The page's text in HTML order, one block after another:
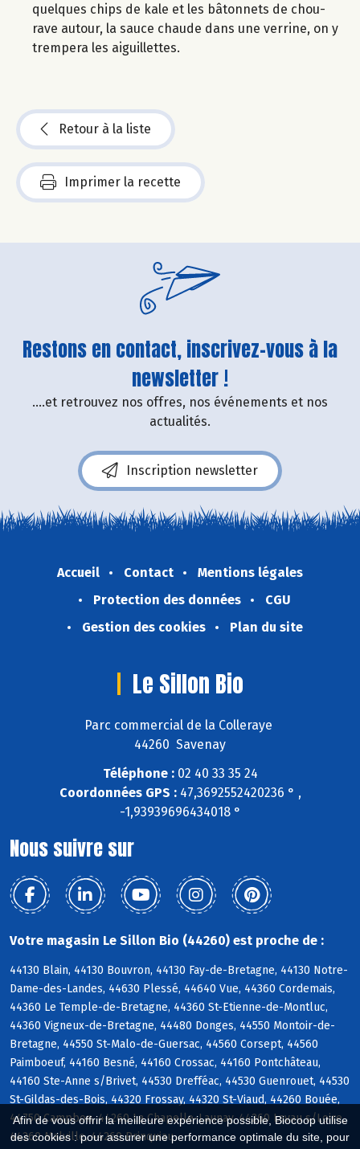
Afin de vous offrir la meilleure expérience possible, Biocoop utilise
des cookies : pour assurer une performance optimale du site, pour
quelques chips de kale et les bâtonnets de chou-
rave autour, la sauce chaude dans une verrine, on y
trempera les aiguillettes.
Retour à la liste
Imprimer la recette
Restons en contact, inscrivez-vous à la
newsletter !
....et retrouvez nos offres, nos événements et nos
actualités.
Inscription newsletter
Accueil Contact
Mentions légales
Protection des données
CGU
Gestion des cookies
Plan du site
Le Sillon Bio
Parc commercial de la Colleraye
44260 Savenay
Téléphone :02 40 33 35 24
Coordonnées GPS :47,3692552420236 ° ,
-1,93939696434018 °
Nous suivre sur
Votre magasin Le Sillon Bio (44260) est proche de :
44130 Blain, 44130 Bouvron, 44130 Fay-de-Bretagne, 44130 Notre-
Dame-des-Landes, 44630 Plessé, 44640 Vue, 44360 Cordemais,
44360 Le Temple-de-Bretagne, 44360 St-Etienne-de-Montluc,
44360 Vigneux-de-Bretagne, 44480 Donges, 44550 Montoir-de-
Bretagne, 44550 St-Malo-de-Guersac, 44560 Corsept, 44560
Paimboeuf, 44160 Besné, 44160 Crossac, 44160 Pontchâteau,
44160 Ste-Anne s/Brivet, 44530 Drefféac, 44530 Guenrouet, 44530
St-Gildas-des-Bois, 44320 Frossay, 44320 St-Viaud, 44260 Bouée,
44750 Campbon, 44260 La Chapelle-Launay, 44260 Lavau s/Loire,
44260 Malville, 44260 Prinquiau